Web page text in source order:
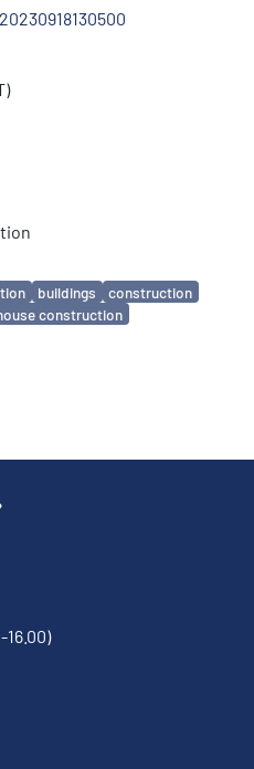
buildings
construction
construction